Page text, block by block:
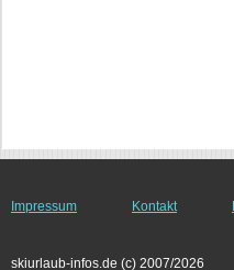
Impressum Kontakt
skiurlaub-infos.de (c) 2007/2026